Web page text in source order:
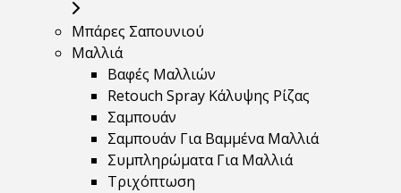
Μπάρες Σαπουνιού
Μαλλιά
Βαφές Μαλλιών
Retouch Spray Κάλυψης Ρίζας
Σαμπουάν
Σαμπουάν Για Βαμμένα Μαλλιά
Συμπληρώματα Για Μαλλιά
Τριχόπτωση